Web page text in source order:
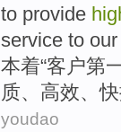
to provide
service to our
本着“客户第
质、 高效、
youdao